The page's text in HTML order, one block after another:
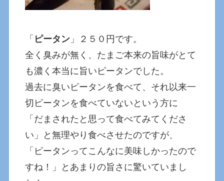
「 ピータン 」２５０円です。
全く臭みが無く、たまご本来の旨味がとて
も濃く本当に旨いピータンでした。
過去に臭いピータンを食べて、それ以来一
切ピータンを食べていないという方に
「だまされたと思って食べてみてくださ
い」と無理やり食べさせたのですが、
「ピータンってこんなに美味しかったので
すね！」とあまりの旨さに驚いていまし